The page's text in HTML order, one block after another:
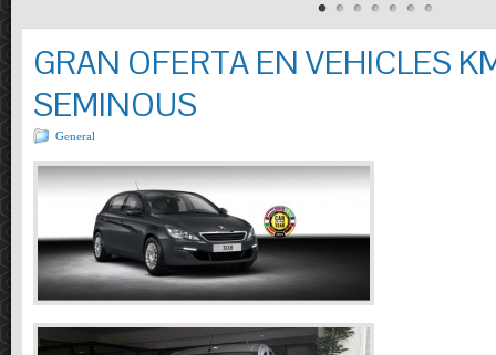
GRAN OFERTA EN VEHICLES
SEMINOUS
General